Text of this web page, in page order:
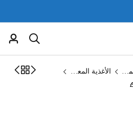
البقالة والتموين
الأغذية المعلبة